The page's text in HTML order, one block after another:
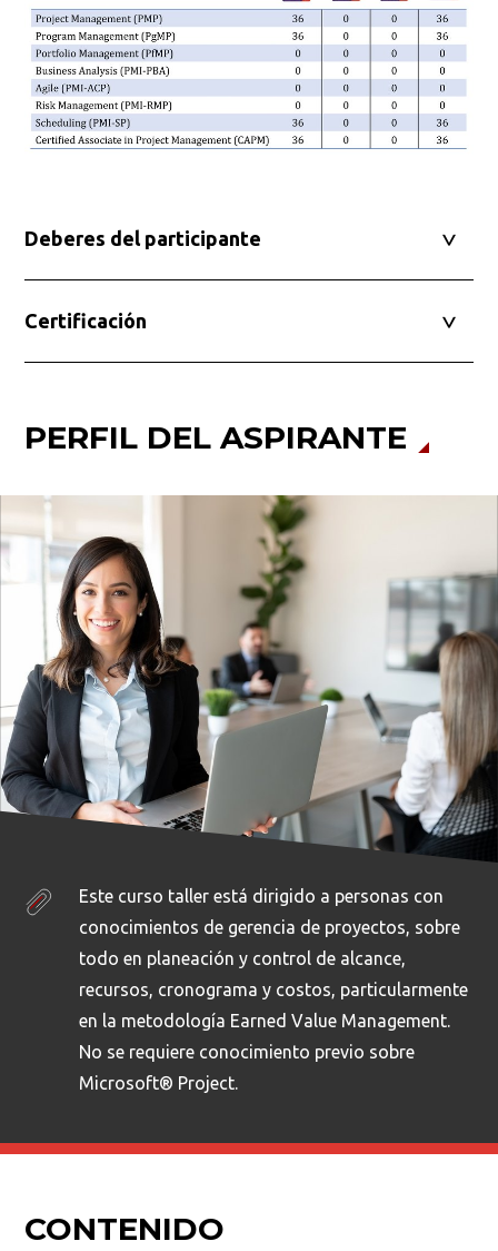
Deberes del participante
Certificación
PERFIL DEL ASPIRANTE
Este curso taller está dirigido a personas con
conocimientos de gerencia de proyectos, sobre
todo en planeación y control de alcance,
recursos, cronograma y costos, particularmente
en la metodología Earned Value Management.
No se requiere conocimiento previo sobre
Microsoft® Project.
CONTENIDO